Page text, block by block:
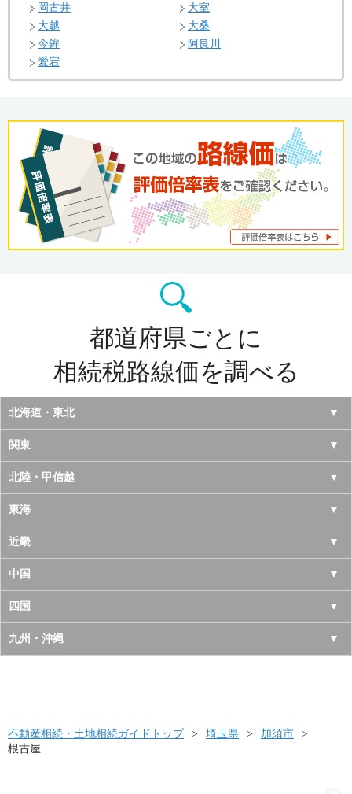
岡古井
大室
大越
大桑
今鉾
阿良川
愛宕
都道府県ごとに
相続税路線価を調べる
北海道・東北
北海道
青森県
岩手県
宮城県
秋田県
山形県
福島県
関東
東京都
神奈川県
千葉県
埼玉県
茨城県
栃木県
北陸・甲信越
山梨県
長野県
新潟県
富山県
石川県
東海
愛知県
岐阜県
三重県
静岡県
近畿
大阪府
京都府
兵庫県
和歌山県
中国
鳥取県
島根県
山口県
四国
徳島県
高知県
九州・沖縄
長崎県
不動産相続・土地相続ガイドトップ 埼玉県
加須市
根古屋